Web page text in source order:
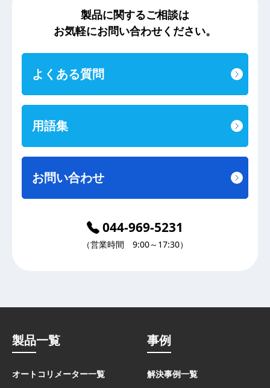
製品に関するご相談は
お気軽にお問い合わせください。
よくある質問
用語集
お問い合わせ
044-969-5231
（営業時間 9:00～17:30）
製品一覧
オートコリメーター一覧
事例
解決事例一覧